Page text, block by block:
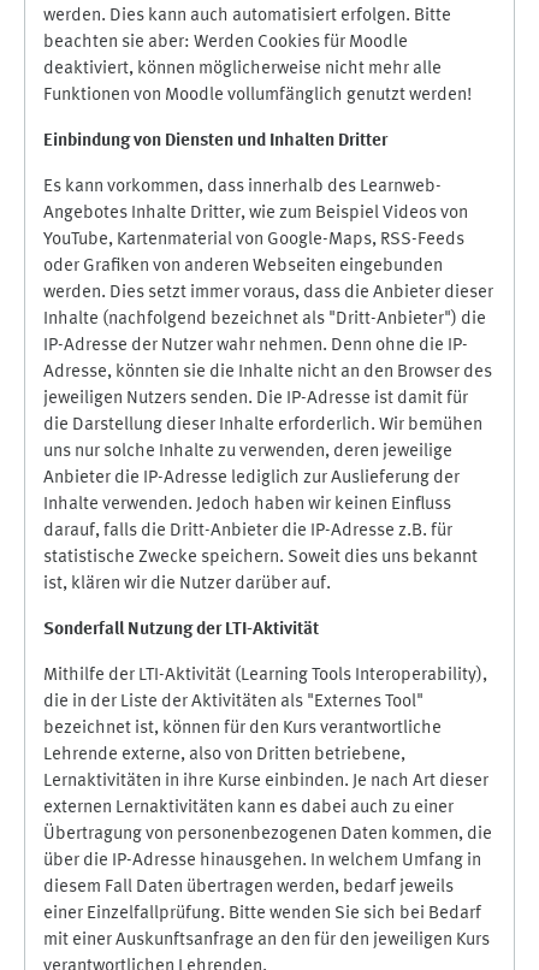
werden. Dies kann auch automatisiert erfolgen. Bitte
beachten sie aber: Werden Cookies für Moodle
deaktiviert, können möglicherweise nicht mehr alle
Funktionen von Moodle vollumfänglich genutzt werden!
Einbindung von Diensten und Inhalten Dritter
Es kann vorkommen, dass innerhalb des Learnweb-
Angebotes Inhalte Dritter, wie zum Beispiel Videos von
YouTube, Kartenmaterial von Google-Maps, RSS-Feeds
oder Grafiken von anderen Webseiten eingebunden
werden. Dies setzt immer voraus, dass die Anbieter dieser
Inhalte (nachfolgend bezeichnet als "Dritt-Anbieter") die
IP-Adresse der Nutzer wahr nehmen. Denn ohne die IP-
Adresse, könnten sie die Inhalte nicht an den Browser des
jeweiligen Nutzers senden. Die IP-Adresse ist damit für
die Darstellung dieser Inhalte erforderlich. Wir bemühen
uns nur solche Inhalte zu verwenden, deren jeweilige
Anbieter die IP-Adresse lediglich zur Auslieferung der
Inhalte verwenden. Jedoch haben wir keinen Einfluss
darauf, falls die Dritt-Anbieter die IP-Adresse z.B. für
statistische Zwecke speichern. Soweit dies uns bekannt
ist, klären wir die Nutzer darüber auf.
Sonderfall Nutzung der LTI-Aktivität
Mithilfe der LTI-Aktivität (Learning Tools Interoperability),
die in der Liste der Aktivitäten als "Externes Tool"
bezeichnet ist, können für den Kurs verantwortliche
Lehrende externe, also von Dritten betriebene,
Lernaktivitäten in ihre Kurse einbinden. Je nach Art dieser
externen Lernaktivitäten kann es dabei auch zu einer
Übertragung von personenbezogenen Daten kommen, die
über die IP-Adresse hinausgehen. In welchem Umfang in
diesem Fall Daten übertragen werden, bedarf jeweils
einer Einzelfallprüfung. Bitte wenden Sie sich bei Bedarf
mit einer Auskunftsanfrage an den für den jeweiligen Kurs